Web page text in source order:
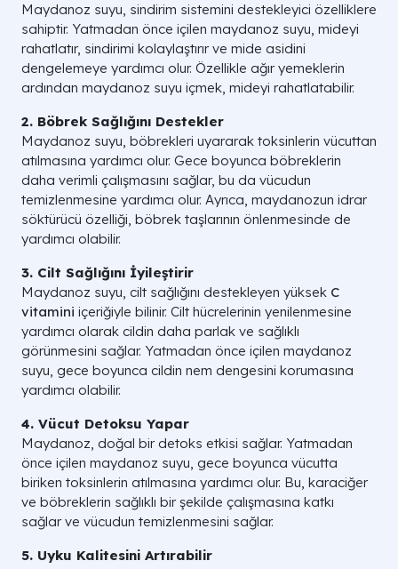
Maydanoz suyu, sindirim sistemini destekleyici özelliklere
sahiptir. Yatmadan önce içilen maydanoz suyu, mideyi
rahatlatır, sindirimi kolaylaştırır ve mide asidini
dengelemeye yardımcı olur. Özellikle ağır yemeklerin
ardından maydanoz suyu içmek, mideyi rahatlatabilir.
2. Böbrek Sağlığını Destekler
Maydanoz suyu, böbrekleri uyararak toksinlerin vücuttan
atılmasına yardımcı olur. Gece boyunca böbreklerin
daha verimli çalışmasını sağlar, bu da vücudun
temizlenmesine yardımcı olur. Ayrıca, maydanozun idrar
söktürücü özelliği, böbrek taşlarının önlenmesinde de
yardımcı olabilir.
3. Cilt Sağlığını İyileştirir
Maydanoz suyu, cilt sağlığını destekleyen yüksek C
vitamini içeriğiyle bilinir. Cilt hücrelerinin yenilenmesine
yardımcı olarak cildin daha parlak ve sağlıklı
görünmesini sağlar. Yatmadan önce içilen maydanoz
suyu, gece boyunca cildin nem dengesini korumasına
yardımcı olabilir.
4. Vücut Detoksu Yapar
Maydanoz, doğal bir detoks etkisi sağlar. Yatmadan
önce içilen maydanoz suyu, gece boyunca vücutta
biriken toksinlerin atılmasına yardımcı olur. Bu, karaciğer
ve böbreklerin sağlıklı bir şekilde çalışmasına katkı
sağlar ve vücudun temizlenmesini sağlar.
5. Uyku Kalitesini Artırabilir